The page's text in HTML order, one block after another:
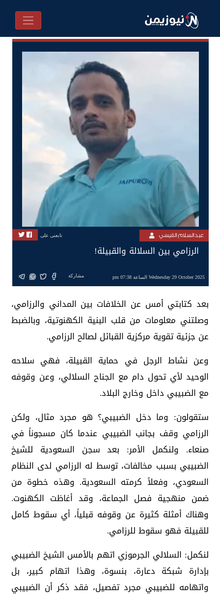
عبدالسلام القيسي تابعنى على
الرزامي بين السلالة والقبيلة!
Wednesday 29 October 2025 الساعة 07:38 pm مشاركة
بعد كتابتي أمس عن الخلافات بين المداني والرزامي،
وصلتني معلومات من قلب البنية الكهنوتية، وبالضبط
عن جزئية تقوية مركزية القبائل لصالح الرزامي.
وعن نشاط الرجل في حماية القبيلة، فهي سلاحه
الوحيد لأي تحول دام مع الجناح السلالي، وعن وقوفه
مع الضبيبي داخل وخارج البلاد.
ستقولون: وما دخل الضبيبي؟ هو مجرد مثال، ولكن
الرزامي وقف بجانب الضبيبي عندما كان مسجوناً في
صنعاء. ولنكمل الأمر: بعد سجن السعودية للشيخ
الضبيبي بسبب مخالفات، توسط له الرزامي لدى النظام
السعودي، وفعلاً كرمته السعودية. وهذه خطوة من
ضمن منهجية فصل الجماعة، وقد أغاظت الكهنوت.
وهناك أمثلة كثيرة عن وقوفه قبلياً، أي سقوط كامل
للقبيلة فهو سقوط للرزامي.
لنكمل: السلالي الجرموزي اتهم بالأمس الشيخ الضبيبي
بإدارة شبكة دعارة، بنسوة، وهذا اتهام كبير، بل
واتهامه للضبيبي مجرد تفصيل، فقد ذكر أن الضبيبي